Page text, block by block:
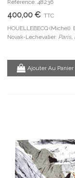
Référence: 48236
400,00 € TTC
HOUELLEBECQ
Novak-Lechevalier. Paris,
Ajouter Au Panier